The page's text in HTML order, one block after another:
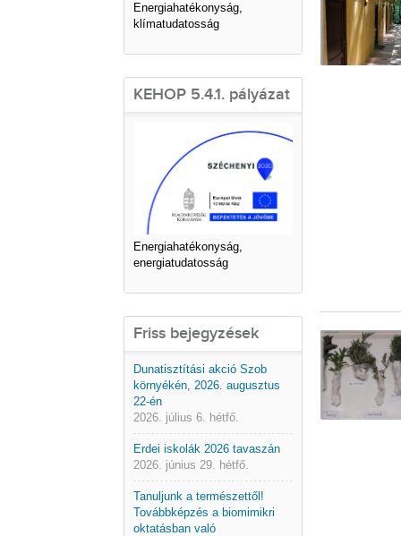
Energiahatékonyság,
klímatudatosság
KEHOP 5.4.1. pályázat
Energiahatékonyság,
energiatudatosság
Friss bejegyzések
Dunatisztítási akció Szob
környékén, 2026. augusztus
22-én
2026. július 6. hétfő.
Erdei iskolák 2026 tavaszán
2026. június 29. hétfő.
Tanuljunk a természettől!
Továbbképzés a biomimikri
oktatásban való